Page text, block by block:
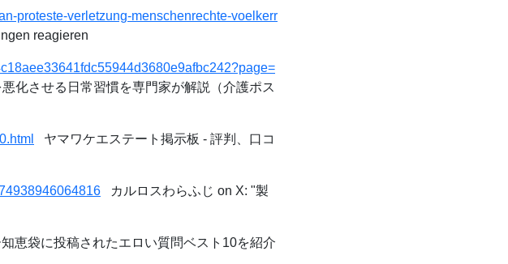
proteste-verletzung-menschenrechte-voelkerr
reagieren
化させる日常習慣を専門家が解説（介護ポス
ヤマワケエステート掲示板 - 評判、口コ
カルロスわらふじ on X: "製
恵袋に投稿されたエロい質問ベスト10を紹介